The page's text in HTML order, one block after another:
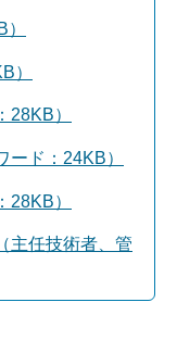
）
）
ド：24KB）
）
主任技術者、管